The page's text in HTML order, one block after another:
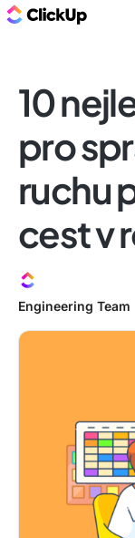
10
pro
ruchu
cest v
Engineering Team